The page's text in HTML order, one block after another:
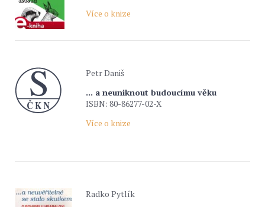
Více o knize
Petr Daniš
... a neuniknout budoucímu věku
ISBN: 80-86277-02-X
Více o knize
Radko Pytlík